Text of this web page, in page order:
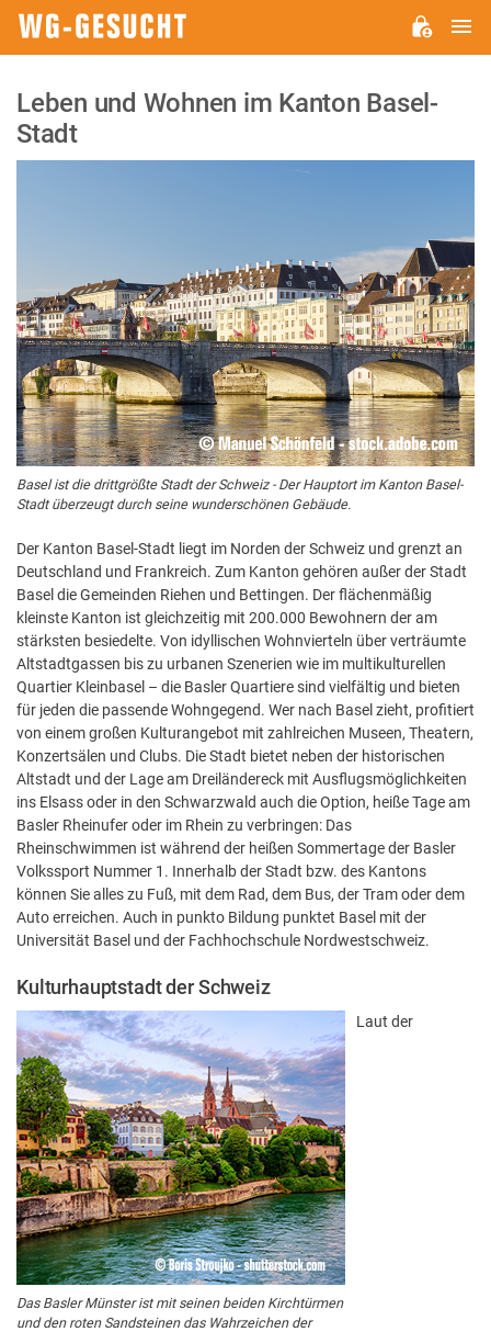
Leben und Wohnen im Kanton Basel-
Stadt
Basel ist die drittgrößte Stadt der Schweiz - Der Hauptort im Kanton Basel-
Stadt überzeugt durch seine wunderschönen Gebäude.
Der Kanton Basel-Stadt liegt im Norden der Schweiz und grenzt an
Deutschland und Frankreich. Zum Kanton gehören außer der Stadt
Basel die Gemeinden Riehen und Bettingen. Der flächenmäßig
kleinste Kanton ist gleichzeitig mit 200.000 Bewohnern der am
stärksten besiedelte. Von idyllischen Wohnvierteln über verträumte
Altstadtgassen bis zu urbanen Szenerien wie im multikulturellen
Quartier Kleinbasel – die Basler Quartiere sind vielfältig und bieten
für jeden die passende Wohngegend. Wer nach Basel zieht, profitiert
von einem großen Kulturangebot mit zahlreichen Museen, Theatern,
Konzertsälen und Clubs. Die Stadt bietet neben der historischen
Altstadt und der Lage am Dreiländereck mit Ausflugsmöglichkeiten
ins Elsass oder in den Schwarzwald auch die Option, heiße Tage am
Basler Rheinufer oder im Rhein zu verbringen: Das
Rheinschwimmen ist während der heißen Sommertage der Basler
Volkssport Nummer 1. Innerhalb der Stadt bzw. des Kantons
können Sie alles zu Fuß, mit dem Rad, dem Bus, der Tram oder dem
Auto erreichen. Auch in punkto Bildung punktet Basel mit der
Universität Basel und der Fachhochschule Nordwestschweiz.
Kulturhauptstadt der Schweiz
Das Basler Münster ist mit seinen beiden Kirchtürmen
und den roten Sandsteinen das Wahrzeichen der
Laut der